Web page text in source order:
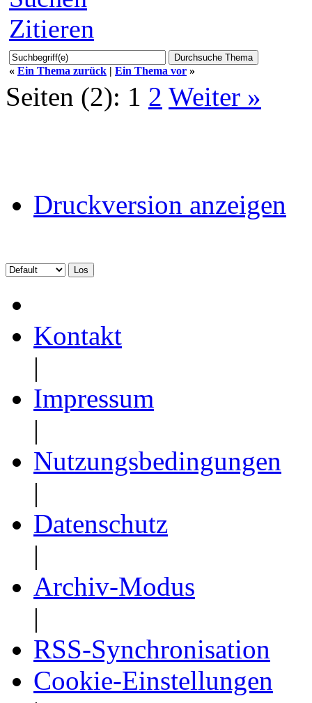
Zitieren
« Ein Thema zurück | Ein Thema vor »
Seiten (2): 1 2 Weiter »
Druckversion anzeigen
Kontakt
|
Impressum
|
Nutzungsbedingungen
|
Datenschutz
|
Archiv-Modus
|
RSS-Synchronisation
Cookie-Einstellungen